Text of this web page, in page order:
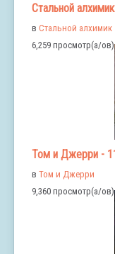
Стальной
в Стальной алхимик
6,259 просмотр(а/ов)
Том и Джерри -
в Том и Джерри
9,360 просмотр(а/ов)